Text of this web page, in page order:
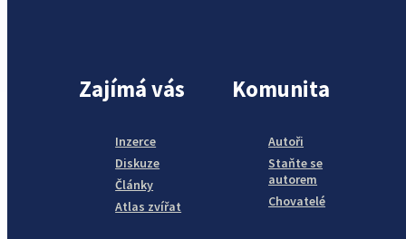
Zajímá vás
Inzerce
Diskuze
Články
Atlas zvířat
Komunita
Autoři
Staňte se
autorem
Chovatelé